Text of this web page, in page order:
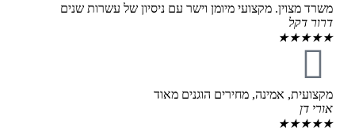
משרד מצוין. מקצועי מיומן וישר עם ניסיון של עשרות שנים
דרור דקל
★
★
★
★
★
מקצועית, אמינה, מחירים הוגנים מאוד
אורי דן
★
★
★
★
★